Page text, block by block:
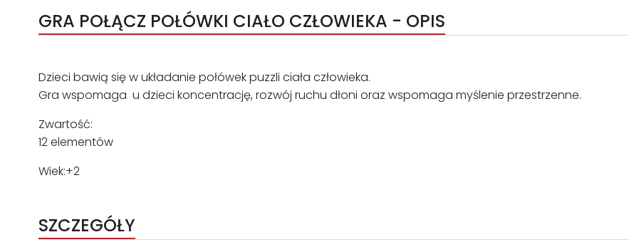
GRA POŁĄCZ POŁÓWKI CIAŁO CZŁOWIEKA - OPIS
Dzieci bawią się w układanie połówek puzzli ciała człowieka.
Gra wspomaga u dzieci koncentrację, rozwój ruchu dłoni oraz wspomaga myślenie przestrzenne.
Zwartość:
12 elementów
Wiek:+2
SZCZEGÓŁY